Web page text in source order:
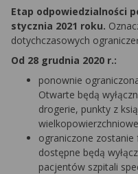
Etap odpowiedzialności
stycznia 2021 roku.
dotychczasowych
Od 28 grudnia 2020 r.:
ponownie
Otwarte będą
drogerie, punkty z
ograniczone
dostępne będą
pacjentów szpitali